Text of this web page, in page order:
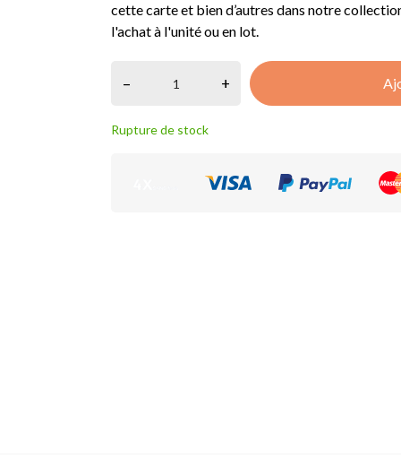
cette carte et bien d’autres dans notre
l'achat à l'unité ou en lot.
– +
Rupture de stock